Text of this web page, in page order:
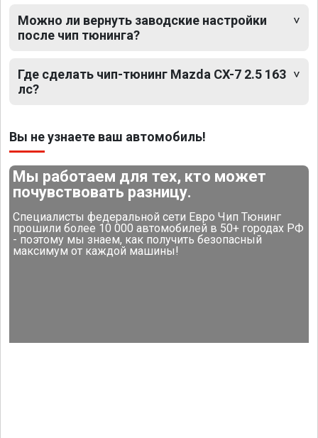
Можно ли вернуть заводские настройки
после чип тюнинга?
Где сделать чип-тюнинг Mazda CX-7 2.5 163
лс?
Вы не узнаете ваш автомобиль!
Мы работаем для тех, кто может
почувствовать разницу.
Специалисты федеральной сети Евро Чип Тюнинг
прошили более 10 000 автомобилей в 50+ городах РФ
- поэтому мы знаем, как получить безопасный
максимум от каждой машины!